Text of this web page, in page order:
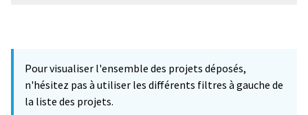
Pour visualiser l'ensemble des projets déposés,
n'hésitez pas à utiliser les différents filtres à gauche de
la liste des projets.